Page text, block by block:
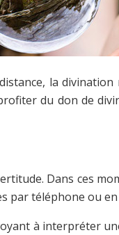
la
du don de
Dans ces
par téléphone ou
à interpréter